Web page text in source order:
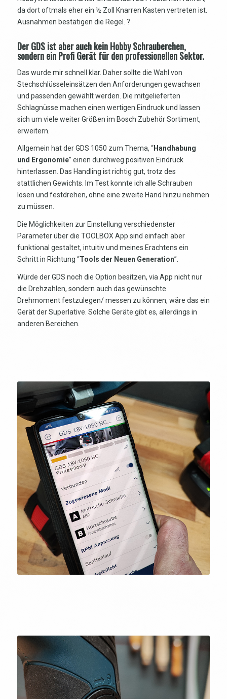
da dort oftmals eher ein ½ Zoll Knarren Kasten vertreten ist.
Ausnahmen bestätigen die Regel. ?
Der GDS ist aber auch kein Hobby Schrauberchen,
sondern ein Profi Gerät für den professionellen Sektor.
Das wurde mir schnell klar. Daher sollte die Wahl von
Stechschlüsseleinsätzen den Anforderungen gewachsen
und passenden gewählt werden. Die mitgelieferten
Schlagnüsse machen einen wertigen Eindruck und lassen
sich um viele weiter Größen im Bosch Zubehör Sortiment,
erweitern.
Allgemein hat der GDS 1050 zum Thema, “Handhabung
und Ergonomie” einen durchweg positiven Eindruck
hinterlassen. Das Handling ist richtig gut, trotz des
stattlichen Gewichts. Im Test konnte ich alle Schrauben
lösen und festdrehen, ohne eine zweite Hand hinzu nehmen
zu müssen.
Die Möglichkeiten zur Einstellung verschiedenster
Parameter über die TOOLBOX App sind einfach aber
funktional gestaltet, intuitiv und meines Erachtens ein
Schritt in Richtung “Tools der Neuen Generation”.
Würde der GDS noch die Option besitzen, via App nicht nur
die Drehzahlen, sondern auch das gewünschte
Drehmoment festzulegen/ messen zu können, wäre das ein
Gerät der Superlative. Solche Geräte gibt es, allerdings in
anderen Bereichen.